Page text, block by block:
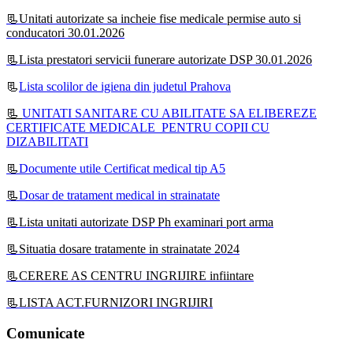
📃Unitati autorizate sa incheie fise medicale permise auto si
conducatori 30.01.2026
📃Lista prestatori servicii funerare autorizate DSP 30.01.2026
📃Lista scolilor de igiena din judetul Prahova
📃 UNITATI SANITARE CU ABILITATE SA ELIBEREZE
CERTIFICATE MEDICALE PENTRU COPII CU
DIZABILITATI
📃Documente utile Certificat medical tip A5
📃Dosar de tratament medical in strainatate
📃Lista unitati autorizate DSP Ph examinari port arma
📃Situatia dosare tratamente in strainatate 2024
📃CERERE AS CENTRU INGRIJIRE infiintare
📃LISTA ACT.FURNIZORI INGRIJIRI
Comunicate